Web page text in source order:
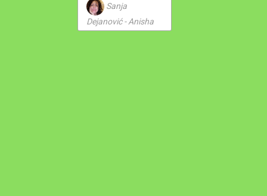
Sanja
Dejanović - Anisha